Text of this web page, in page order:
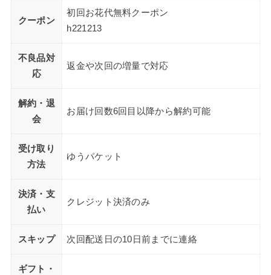
クーポン
初回お花代無料クーポン
h221213
不良品対
応
返金や次回の増量で対応
解約・退
会
お届け回数6回目以降から解約可能
受け取り
方法
ゆうパケット
決済・支
払い
クレジット決済のみ
スキップ 次回配送日の10日前までに連絡
ギフト・